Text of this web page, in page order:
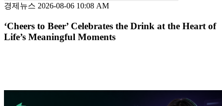
경제뉴스 2026-08-06 10:08 AM
‘Cheers to Beer’ Celebrates the Drink at the Heart of
Life’s Meaningful Moments